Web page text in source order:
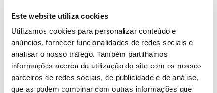
Este website utiliza cookies
Utilizamos cookies para personalizar conteúdo e
anúncios, fornecer funcionalidades de redes sociais e
analisar o nosso tráfego. Também partilhamos
informações acerca da utilização do site com os nossos
parceiros de redes sociais, de publicidade e de análise,
que as podem combinar com outras informações que
Saber mais
13.07.2026
Genoma do priolo e de outras espécies em risco: